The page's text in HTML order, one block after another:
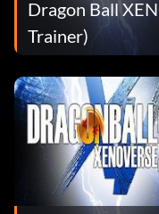
Dragon Ball
Trainer)